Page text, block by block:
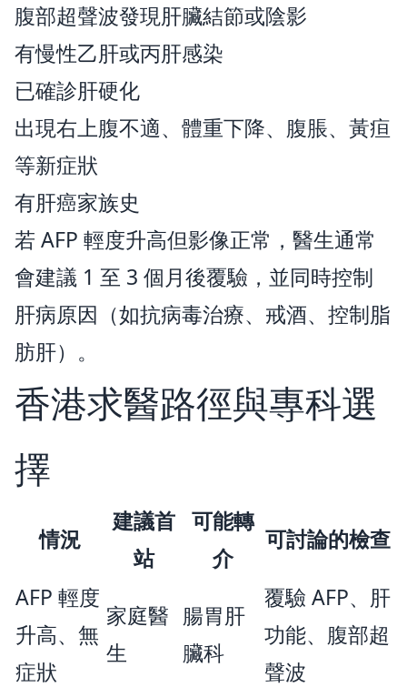
腹部超聲波發現肝臟結節或陰影
有慢性乙肝或丙肝感染
已確診肝硬化
出現右上腹不適、體重下降、腹脹、黃疸
等新症狀
有肝癌家族史
若 AFP 輕度升高但影像正常，醫生通常
會建議 1 至 3 個月後覆驗，並同時控制
肝病原因（如抗病毒治療、戒酒、控制脂
肪肝）。
香港求醫路徑與專科選
擇
情況
建議首
站
可能轉
介
可討論的檢查
AFP 輕度
升高、無
症狀
家庭醫
生
腸胃肝
臟科
覆驗 AFP、肝
功能、腹部超
聲波
×